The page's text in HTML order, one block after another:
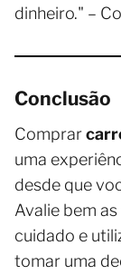
dinheiro." –
Conclusão
Comprar
uma
desde que
Avalie bem
cuidado e
tomar uma